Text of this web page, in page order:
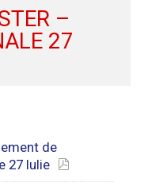
–
27
de
27 Iulie